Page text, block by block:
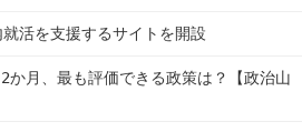
活を支援するサイトを開設
か月、最も評価できる政策は？【政治山